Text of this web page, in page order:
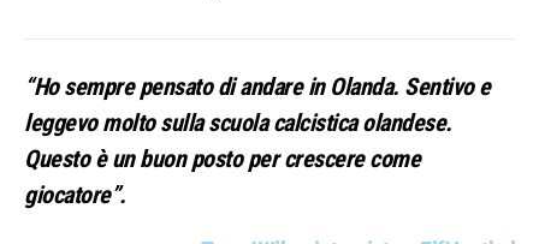
“Ho sempre pensato di andare in Olanda. Sentivo e
leggevo molto sulla scuola calcistica olandese.
Questo è un buon posto per crescere come
giocatore”.